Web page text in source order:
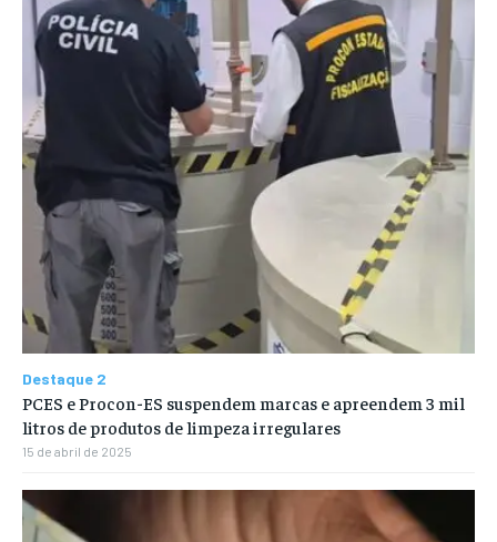
Destaque 2
PCES e Procon-ES suspendem marcas e apreendem 3 mil
litros de produtos de limpeza irregulares
15 de abril de 2025